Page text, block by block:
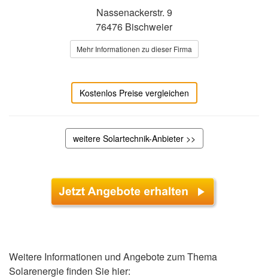
Nassenackerstr. 9
76476 Bischweier
Mehr Informationen zu dieser Firma
Kostenlos Preise vergleichen
weitere Solartechnik-Anbieter >>
Weitere Informationen und Angebote zum Thema
Solarenergie finden Sie hier: